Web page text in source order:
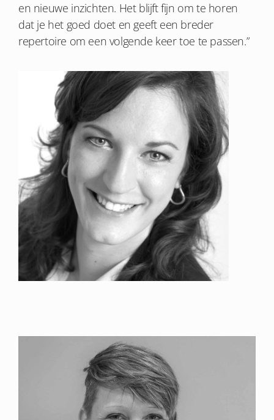
en nieuwe inzichten. Het blijft fijn om te horen
dat je het goed doet en geeft een breder
repertoire om een volgende keer toe te passen.”